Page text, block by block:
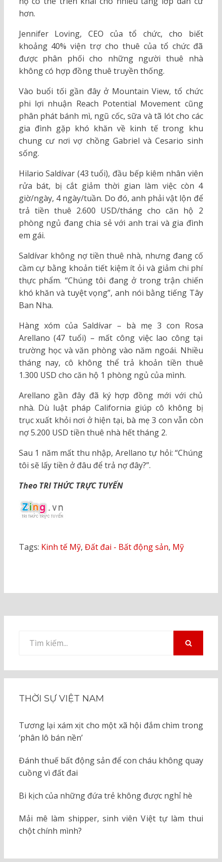
hơn.
Jennifer Loving, CEO của tổ chức, cho biết
khoảng 40% viện trợ cho thuê của tổ chức đã
được phân phối cho những người thuê nhà
không có hợp đồng thuê truyền thống.
Vào buổi tối gần đây ở Mountain View, tổ chức
phi lợi nhuận Reach Potential Movement cũng
phân phát bánh mì, ngũ cốc, sữa và tã lót cho các
gia đình gặp khó khăn về kinh tế trong khu
chung cư nơi vợ chồng Gabriel và Cesario sinh
sống.
Hilario Saldívar (43 tuổi), đầu bếp kiêm nhân viên
rửa bát, bị cắt giảm thời gian làm việc còn 4
giờ/ngày, 4 ngày/tuần. Do đó, anh phải vật lộn để
trả tiền thuê 2.600 USD/tháng cho căn hộ 2
phòng ngủ đang chia sẻ với anh trai và gia đình
em gái.
Saldívar không nợ tiền thuê nhà, nhưng đang cố
cầm cự bằng khoản tiết kiệm ít ỏi và giảm chi phí
thực phẩm. “Chúng tôi đang ở trong trận chiến
khó khăn và tuyệt vọng”, anh nói bằng tiếng Tây
Ban Nha.
Hàng xóm của Saldívar – bà mẹ 3 con Rosa
Arellano (47 tuổi) – mất công việc lao công tại
trường học và văn phòng vào năm ngoái. Nhiều
tháng nay, cô không thể trả khoản tiền thuê
1.300 USD cho căn hộ 1 phòng ngủ của mình.
Arellano gần đây đã ký hợp đồng mới với chủ
nhà. Dù luật pháp California giúp cô không bị
trục xuất khỏi nơi ở hiện tại, bà mẹ 3 con vẫn còn
nợ 5.200 USD tiền thuê nhà hết tháng 2.
Sau 1 năm mất thu nhập, Arellano tự hỏi: “Chúng
tôi sẽ lấy tiền ở đâu để trả nợ đây?”.
Theo TRI THỨC TRỰC TUYẾN
Tags: Kinh tế Mỹ, Đất đai - Bất động sản, Mỹ
kiếm
THỜI SỰ VIỆT NAM
Tương lại xám xịt cho một xã hội đắm chìm trong
‘phân lô bán nền’
Đánh thuế bất động sản để con cháu không quay
cuồng vì đất đai
Bi kịch của những đứa trẻ không được nghỉ hè
Mải mê làm shipper, sinh viên Việt tự làm thui
chột chính mình?